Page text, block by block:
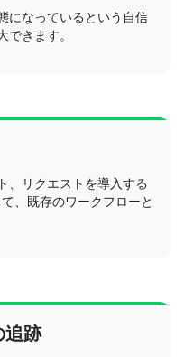
になっているという自信
きます。
、リクエストを導入する
、既存のワークフローと
跡